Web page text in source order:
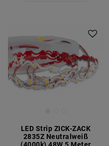
LED Strip ZICK-ZACK
2835Z Neutralweiß